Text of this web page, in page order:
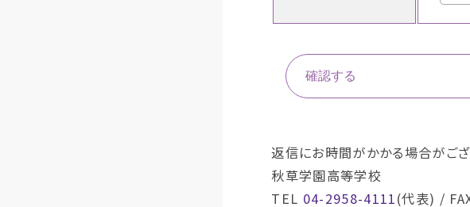
返信にお時間がかかる場合がご
秋草学園高等学校
TEL 04-2958-4111(代表) /